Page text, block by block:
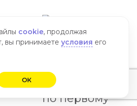
Предоставим
по первому
cookie, продолжая
вы принимаете условия его
ОК